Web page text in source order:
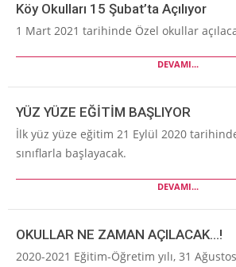
Köy Okulları 15 Şubat’ta Açılıyor
1 Mart 2021 tarihinde Özel okullar
DEVAMI...
YÜZ YÜZE EĞİTİM BAŞLIYOR
İlk yüz yüze eğitim 21 Eylül 2020
sınıflarla başlayacak.
DEVAMI...
OKULLAR NE ZAMAN AÇILACAK…!
2020-2021 Eğitim-Öğretim yılı, 31